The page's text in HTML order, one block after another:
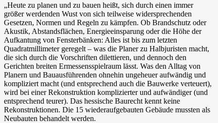
„Heute zu planen und zu bauen heißt, sich durch einen immer
größer werdenden Wust von sich teilweise widersprechenden
Gesetzen, Normen und Regeln zu kämpfen. Ob Brandschutz oder
Akustik, Abstandsflächen, Energieeinsparung oder die Höhe der
Aufkantung von Fensterbänken: Alles ist bis zum letzten
Quadratmillimeter geregelt – was die Planer zu Halbjuristen macht,
die sich durch die Vorschriften dilettieren, und dennoch den
Gerichten breiten Ermessensspielraum lässt. Was den Alltag von
Planern und Bauausführenden ohnehin ungeheuer aufwändig und
kompliziert macht (und entsprechend auch die Bauwerke verteuert),
wird bei einer Rekonstruktion komplizierter und aufwändiger (und
entsprechend teurer). Das hessische Baurecht kennt keine
Rekonstruktionen. Die 15 wiederaufgebauten Gebäude mussten als
Neubauten behandelt werden.